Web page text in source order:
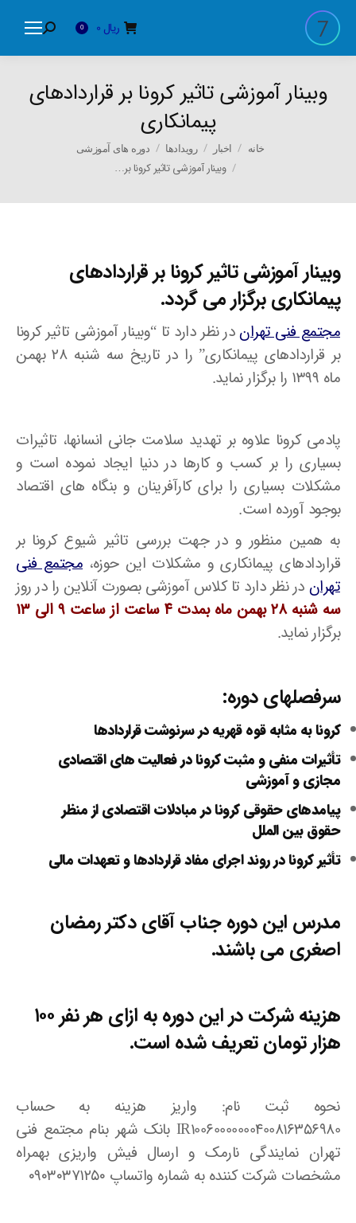
ریال 0
Search:
وبینار آموزشی تاثیر کرونا بر قراردادهای
پیمانکاری
خانه اخبار رویدادها دوره های آموزشی
وبینار آموزشی تاثیر کرونا بر…
وبینار آموزشی تاثیر کرونا بر قراردادهای
پیمانکاری برگزار می گردد.
مجتمع فنی تهراندر نظر دارد تا “وبینار آموزشی تاثیر کرونا
بر قراردادهای پیمانکاری” را در تاریخ سه شنبه ۲۸ بهمن
ماه ۱۳۹۹ را برگزار نماید.
پادمی کرونا علاوه بر تهدید سلامت جانی انسانها، تاثیرات
بسیاری را بر کسب و کارها در دنیا ایجاد نموده است و
مشکلات بسیاری را برای کارآفرینان و بنگاه های اقتصاد
بوجود آورده است.
به همین منظور و در جهت بررسی تاثیر شیوع کرونا بر
قراردادهای پیمانکاری و مشکلات این حوزه، مجتمع فنی
تهران در نظر دارد تا کلاس آموزشی بصورت آنلاین را در روز
سه شنبه ۲۸ بهمن ماه بمدت ۴ ساعت از ساعت ۹ الی ۱۳
برگزار نماید.
سرفصلهای دوره:
کرونا به مثابه قوه قهریه در سرنوشت قراردادها
تأثیرات منفی و مثبت کرونا در فعالیت های اقتصادی
مجازی و آموزشی
پیامدهای حقوقی کرونا در مبادلات اقتصادی از منظر
حقوق بین الملل
تأثیر کرونا در روند اجرای مفاد قراردادها و تعهدات مالی
مدرس این دوره جناب آقای دکتر رمضان
اصغری می باشند.
هزینه شرکت در این دوره به ازای هر نفر ۱۰۰
هزار تومان تعریف شده است.
نحوه ثبت نام: واریز هزینه به حساب
IR10060000000400816356980 بانک شهر بنام مجتمع فنی
تهران نمایندگی نارمک و ارسال فیش واریزی بهمراه
مشخصات شرکت کننده به شماره واتساپ ۰۹۰۳۰۳۷۱۲۵۰